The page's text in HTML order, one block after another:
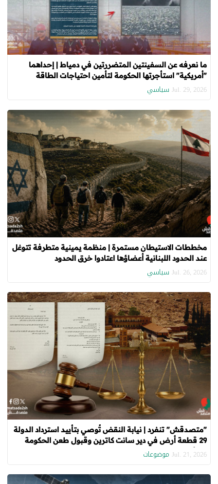
ما نعرفه عن السفينتين المتضررتين في دمياط | إحداهما
"أمريكية" استأجرتها الحكومة لتأمين احتياجات الطاقة
Jul. 29, 2026 سياسي
مخططات الاستيطان مستمرة | منظمة يمينية متطرفة تتوغل
عند الحدود اللبنانية أعضاؤها اعتادوا خرق الحدود
Jul. 26, 2026 سياسي
"متصدقش" تنفرد | نيابة النقض تُوصي بتأييد استرداد الدولة
29 قطعة أرض في دير سانت كاترين وقبول طعن الحكومة
جزئيًا (1)
Jul. 21, 2026 موضوعات